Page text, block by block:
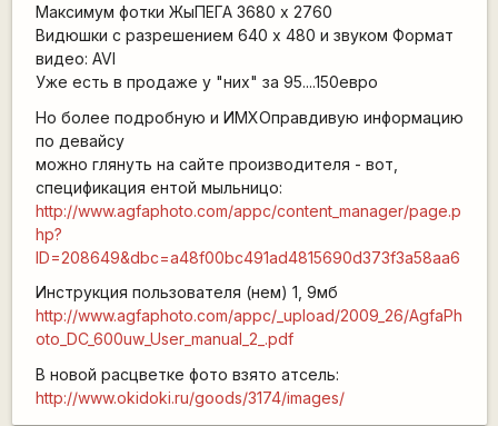
Максимум фотки ЖыПЕГА 3680 x 2760
Видюшки с разрешением 640 x 480 и звуком Формат
видео: AVI
Уже есть в продаже у "них" за 95....150евро
Но более подробную и ИМХОправдивую информацию
по девайсу
можно глянуть на сайте производителя - вот,
спецификация ентой мыльницо:
http://www.agfaphoto.com/appc/content_manager/page.p
hp?
ID=208649&dbc=a48f00bc491ad4815690d373f3a58aa6
Инструкция пользователя (нем) 1, 9мб
http://www.agfaphoto.com/appc/_upload/2009_26/AgfaPh
oto_DC_600uw_User_manual_2_.pdf
В новой расцветке фото взято атсель:
http://www.okidoki.ru/goods/3174/images/